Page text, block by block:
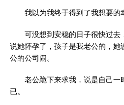
我以为我终于得到了我想要的
可没想到安稳的日子很快过去
说她怀孕了，孩子是我老公的，她
公的公司闹。
老公跪下来求我，说是自己一
已。